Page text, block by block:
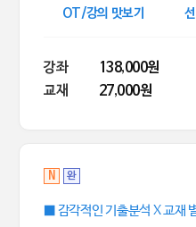
OT/강의 맛보기
강좌
138,000원
교재
27,000원
N 완
■ 감각적인 기출분석 X 교재